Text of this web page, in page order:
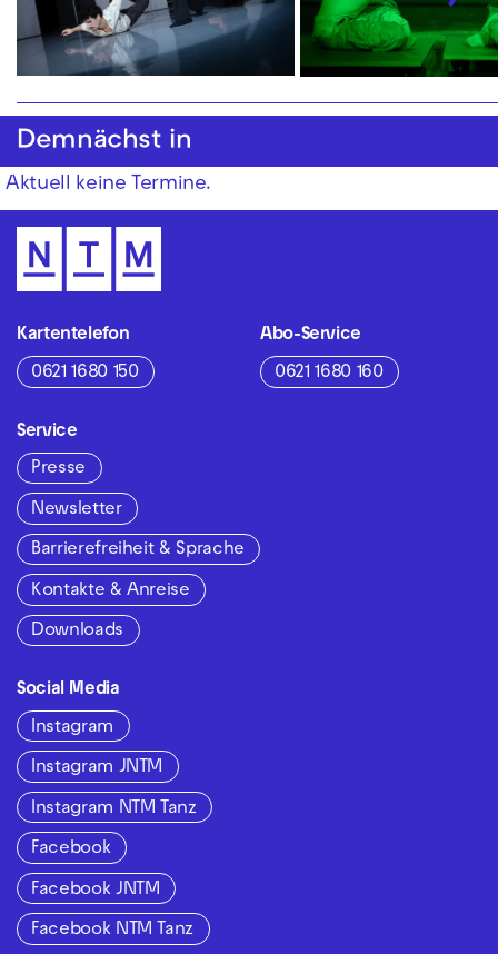
Demnächst in
Aktuell keine Termine.
Kartentelefon
0621 1680 150
Abo-Service
0621 1680 160
Service
Presse
Newsletter
Barrierefreiheit & Sprache
Kontakte & Anreise
Downloads
Social Media
Instagram
Instagram JNTM
Instagram NTM Tanz
Facebook
Facebook JNTM
Facebook NTM Tanz